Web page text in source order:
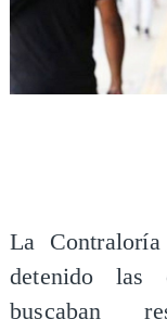
La
detenido las
buscaban